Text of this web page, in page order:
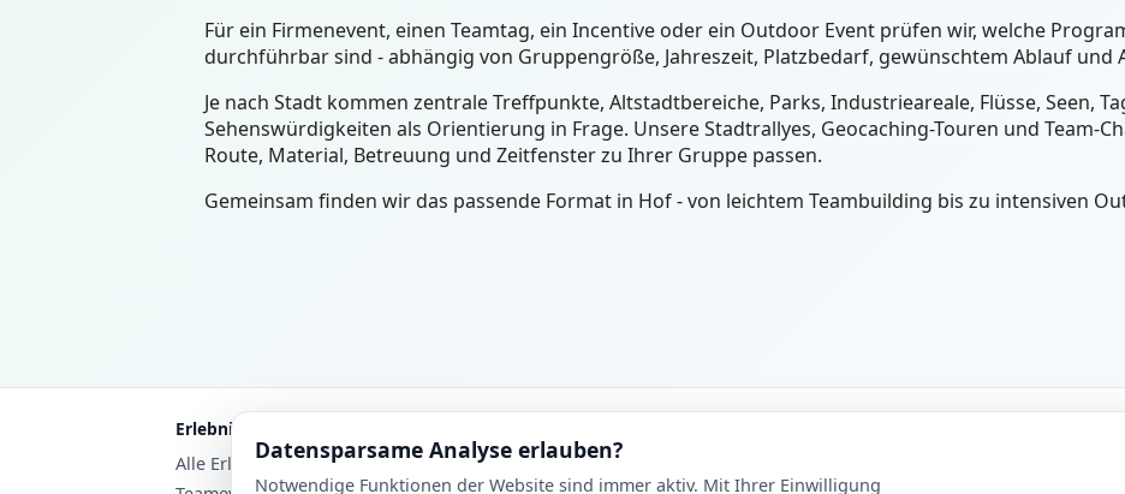
Für ein Firmenevent, einen Teamtag, ein Incentive oder ein Outdoor Event prüfen wir, welche
durchführbar sind - abhängig von Gruppengröße, Jahreszeit, Platzbedarf, gewünschtem Ablauf und
Je nach Stadt kommen zentrale Treffpunkte, Altstadtbereiche, Parks, Industrieareale, Flüsse, Seen,
Sehenswürdigkeiten als Orientierung in Frage. Unsere Stadtrallyes, Geocaching-Touren und Team-
Route, Material, Betreuung und Zeitfenster zu Ihrer Gruppe passen.
Gemeinsam finden wir das passende Format in Hof - von leichtem Teambuilding bis zu intensiven
Erlebnisse
Alle Erlebnisse
Events nach Stadt
Datensparsame Analyse erlauben?
Notwendige Funktionen der Website sind immer aktiv. Mit Ihrer Einwilligung